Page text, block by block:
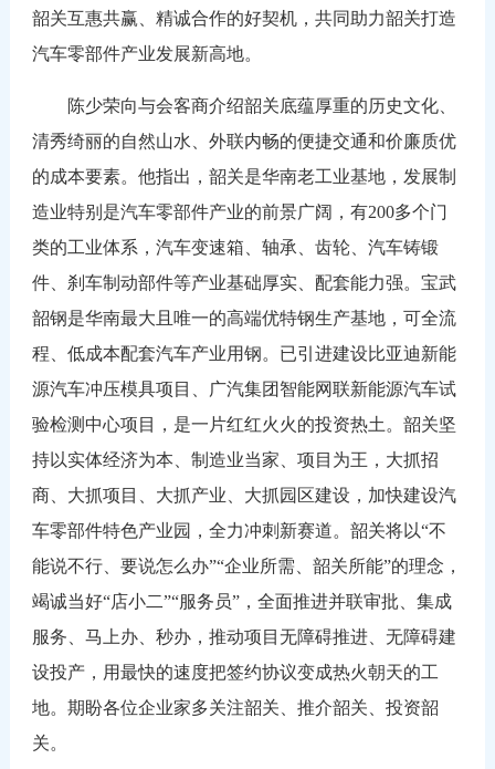
韶关互惠共赢、精诚合作的好契机，共同助力韶关打造
汽车零部件产业发展新高地。
陈少荣向与会客商介绍韶关底蕴厚重的历史文化、
清秀绮丽的自然山水、外联内畅的便捷交通和价廉质优
的成本要素。他指出，韶关是华南老工业基地，发展制
造业特别是汽车零部件产业的前景广阔，有200多个门
类的工业体系，汽车变速箱、轴承、齿轮、汽车铸锻
件、刹车制动部件等产业基础厚实、配套能力强。宝武
韶钢是华南最大且唯一的高端优特钢生产基地，可全流
程、低成本配套汽车产业用钢。已引进建设比亚迪新能
源汽车冲压模具项目、广汽集团智能网联新能源汽车试
验检测中心项目，是一片红红火火的投资热土。韶关坚
持以实体经济为本、制造业当家、项目为王，大抓招
商、大抓项目、大抓产业、大抓园区建设，加快建设汽
车零部件特色产业园，全力冲刺新赛道。韶关将以“不
能说不行、要说怎么办”“企业所需、韶关所能”的理念，
竭诚当好“店小二”“服务员”，全面推进并联审批、集成
服务、马上办、秒办，推动项目无障碍推进、无障碍建
设投产，用最快的速度把签约协议变成热火朝天的工
地。期盼各位企业家多关注韶关、推介韶关、投资韶
关。